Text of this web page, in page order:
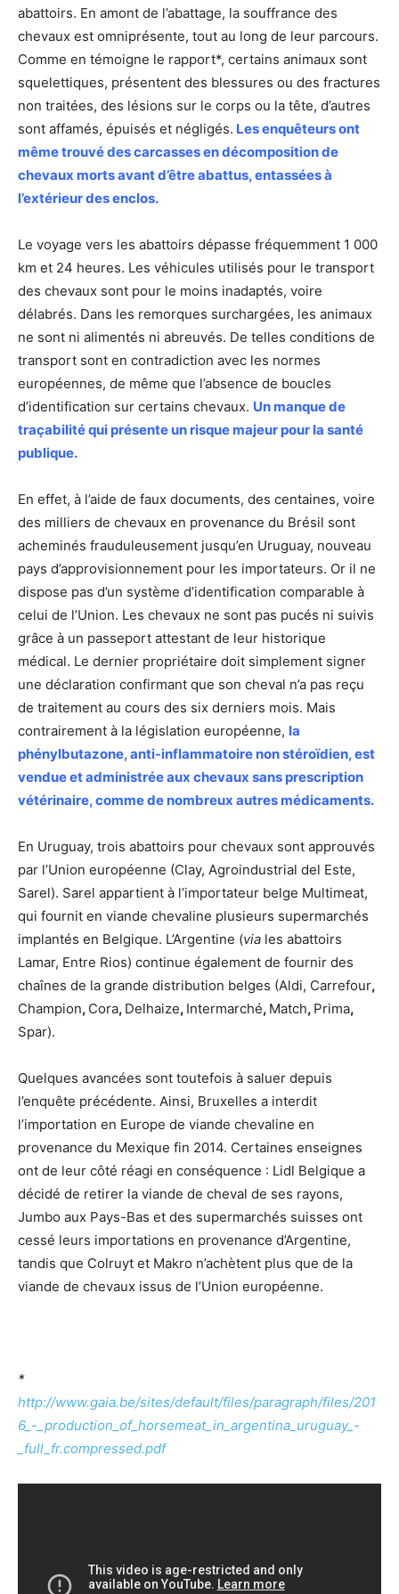
abattoirs. En amont de l’abattage, la souffrance des
chevaux est omniprésente, tout au long de leur parcours.
Comme en témoigne le rapport*, certains animaux sont
squelettiques, présentent des blessures ou des fractures
non traitées, des lésions sur le corps ou la tête, d’autres
sont affamés, épuisés et négligés. Les enquêteurs ont
même trouvé des carcasses en décomposition de
chevaux morts avant d’être abattus, entassées à
l’extérieur des enclos.
Le voyage vers les abattoirs dépasse fréquemment 1 000
km et 24 heures. Les véhicules utilisés pour le transport
des chevaux sont pour le moins inadaptés, voire
délabrés. Dans les remorques surchargées, les animaux
ne sont ni alimentés ni abreuvés. De telles conditions de
transport sont en contradiction avec les normes
européennes, de même que l’absence de boucles
d’identification sur certains chevaux. Un manque de
traçabilité qui présente un risque majeur pour la santé
publique.
En effet, à l’aide de faux documents, des centaines, voire
des milliers de chevaux en provenance du Brésil sont
acheminés frauduleusement jusqu’en Uruguay, nouveau
pays d’approvisionnement pour les importateurs. Or il ne
dispose pas d’un système d’identification comparable à
celui de l’Union. Les chevaux ne sont pas pucés ni suivis
grâce à un passeport attestant de leur historique
médical. Le dernier propriétaire doit simplement signer
une déclaration confirmant que son cheval n’a pas reçu
de traitement au cours des six derniers mois. Mais
contrairement à la législation européenne, la
phénylbutazone, anti-inflammatoire non stéroïdien, est
vendue et administrée aux chevaux sans prescription
vétérinaire, comme de nombreux autres médicaments.
En Uruguay, trois abattoirs pour chevaux sont approuvés
par l’Union européenne (Clay, Agroindustrial del Este,
Sarel). Sarel appartient à l’importateur belge Multimeat,
qui fournit en viande chevaline plusieurs supermarchés
implantés en Belgique. L’Argentine (via les abattoirs
Lamar, Entre Rios) continue également de fournir des
chaînes de la grande distribution belges (Aldi, Carrefour,
Champion, Cora, Delhaize, Intermarché, Match, Prima,
Spar).
Quelques avancées sont toutefois à saluer depuis
l’enquête précédente. Ainsi, Bruxelles a interdit
l’importation en Europe de viande chevaline en
provenance du Mexique fin 2014. Certaines enseignes
ont de leur côté réagi en conséquence : Lidl Belgique a
décidé de retirer la viande de cheval de ses rayons,
Jumbo aux Pays-Bas et des supermarchés suisses ont
cessé leurs importations en provenance d’Argentine,
tandis que Colruyt et Makro n’achètent plus que de la
viande de chevaux issus de l’Union européenne.
*
http://www.gaia.be/sites/default/files/paragraph/files/201
6_-_production_of_horsemeat_in_argentina_uruguay_-
_full_fr.compressed.pdf